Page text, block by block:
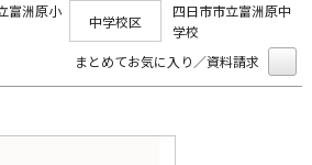
富洲原小
中学校区
四日市市立富洲原中
学校
まとめてお気に入り／資料請求